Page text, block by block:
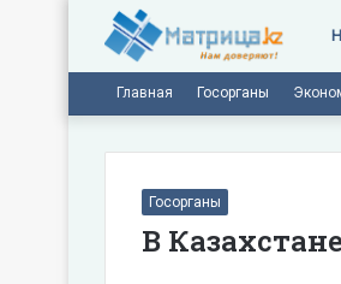
Главная Госорганы
Госорганы
В